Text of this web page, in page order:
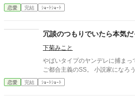
恋愛 完結 ｼｮｰﾄｼｮｰﾄ
冗談のつもりでいたら本気
下菊みこと
やばいタイプのヤンデレに捕まってしまっ
ご都合主義のSS。 小
恋愛 完結 ｼｮｰﾄｼｮｰﾄ